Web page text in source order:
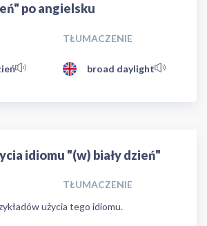
po angielsku
TŁUMACZENIE
broad daylight
idiomu "(w) biały dzień"
TŁUMACZENIE
użycia tego idiomu.